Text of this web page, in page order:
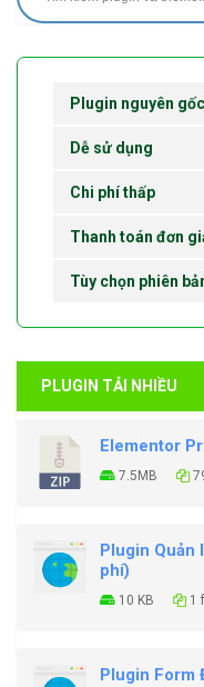
Plugin nguyên gốc
Dễ sử dụng
Chi phí thấp
Thanh toán đơn
Tùy chọn phiên
PLUGIN TẢI NHIỀU
Elementor
7.5MB
Plugin Quản
phí)
10 KB 1
Plugin Form